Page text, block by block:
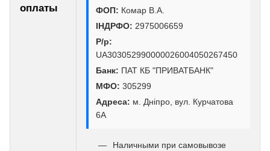
оплаты
ФОП: Комар В.А.
ІНДРФО: 2975006659
Р/р:
UA303052990000026004050267450
Банк: ПАТ КБ "ПРИВАТБАНК"
МФО: 305299
Адреса: м. Дніпро, вул. Курчатова
6А
Наличными при самовывозе